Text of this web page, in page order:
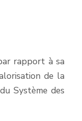
rapport à sa
de la
Système des